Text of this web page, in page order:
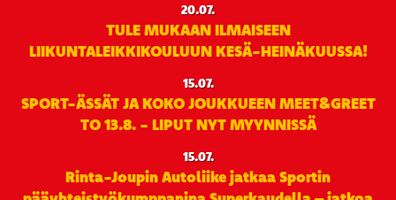
20.07.
TULE MUKAAN ILMAISEEN
LIIKUNTALEIKKIKOULUUN KESÄ-HEINÄKUUSSA!
15.07.
SPORT-ÄSSÄT JA KOKO JOUKKUEEN MEET&GREET
TO 13.8. - LIPUT NYT MYYNNISSÄ
15.07.
Rinta-Joupin Autoliike jatkaa Sportin